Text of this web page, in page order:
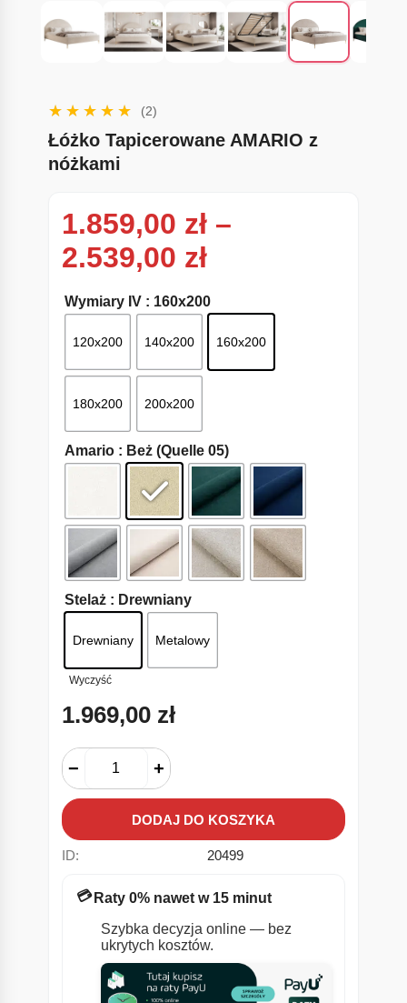
(2)
Łóżko Tapicerowane AMARIO z
nóżkami
1.859,00 zł –
2.539,00 złZakres cen:
Wymiary IV : 160x200
120x200 140x200 160x200
180x200 200x200
Amario : Beż (Quelle 05)
Stelaż : Drewniany
Drewniany Metalowy
Wyczyść
1.969,00 zł
− +
DODAJ DO KOSZYKA
ID: 20499
💳 Raty 0% nawet w 15 minut
Szybka decyzja online — bez
ukrytych kosztów.